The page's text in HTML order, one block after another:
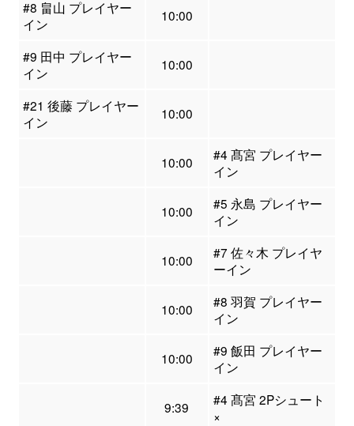
#8 畠山 プレイヤー
イン
10:00
#9 田中 プレイヤー
イン
10:00
#21 後藤 プレイヤー
イン
10:00
10:00
#4 髙宮 プレイヤー
イン
10:00
#5 永島 プレイヤー
イン
10:00
#7 佐々木 プレイヤ
ーイン
10:00
#8 羽賀 プレイヤー
イン
10:00
#9 飯田 プレイヤー
イン
9:39
#4 髙宮 2Pシュート
×